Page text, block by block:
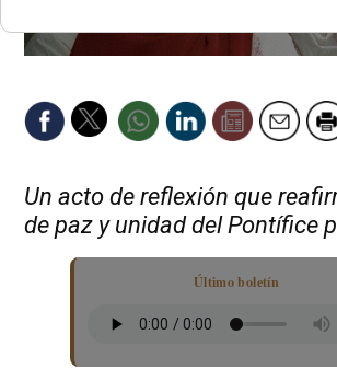
Un acto de reflexión que
de paz y unidad del Pontífice
Último boletín